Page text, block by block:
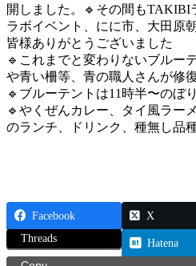
開しました。🔹その間もTAKIBI
ラボイベント、にに市、大田原
皆様ありがとうございました
🔹これまでと変わりないブルー
や青い柵等、青の職人さんが修
🔹ブルーテントは11時半〜のぼ
🔹やくぜんカレー、タイ風ラー
のランチ、ドリンク、種無し品
Facebook X
Threads
Hatena